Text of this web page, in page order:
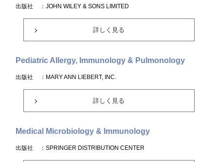
出版社 ：JOHN WILEY & SONS LIMITED
詳しく見る
Pediatric Allergy, Immunology & Pulmonology
出版社 ：MARY ANN LIEBERT, INC.
詳しく見る
Medical Microbiology & Immunology
出版社 ：SPRINGER DISTRIBUTION CENTER